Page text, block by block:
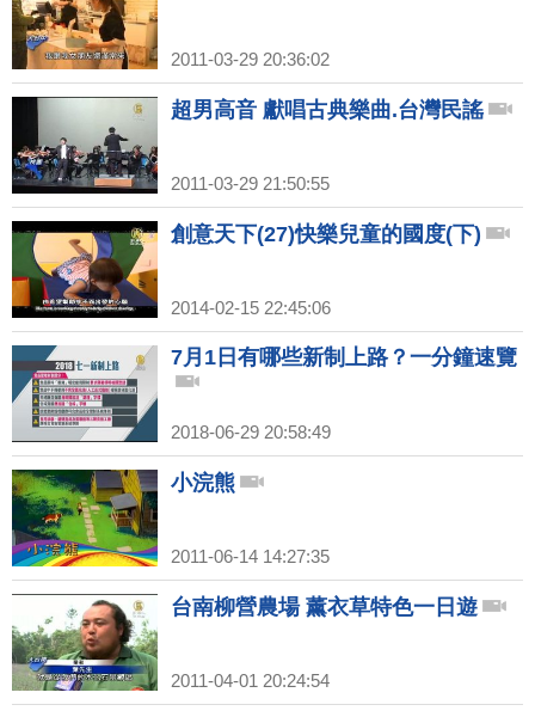
2011-03-29 20:36:02
超男高音 獻唱古典樂曲.台灣民謠
2011-03-29 21:50:55
創意天下(27)快樂兒童的國度(下)
2014-02-15 22:45:06
7月1日有哪些新制上路？一分鐘速覽
2018-06-29 20:58:49
小浣熊
2011-06-14 14:27:35
台南柳營農場 薰衣草特色一日遊
2011-04-01 20:24:54